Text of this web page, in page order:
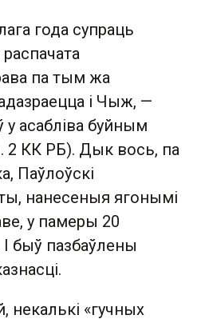
года супраць
па тым жа
і Чыж, —
у асабліва буйным
2 КК РБ). Дык вось, па
Паўлоўскі
нанесеныя ягонымі
у памеры 20
быў пазбаўлены
некалькі «гучных